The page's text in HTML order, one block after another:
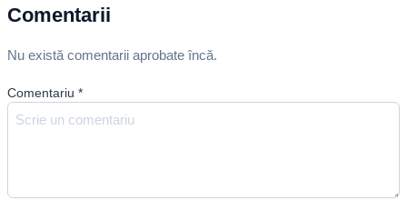
Comentarii
Nu există comentarii aprobate încă.
Comentariu *